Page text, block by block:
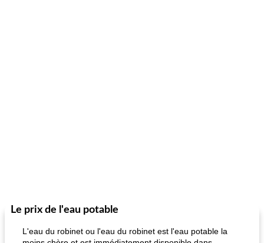
Le prix de l'eau potable
L'eau du robinet ou l'eau du robinet est l'eau potable la